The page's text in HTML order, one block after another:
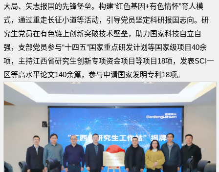
大局、矢志报国的先锋堡垒。构建“红色基因+有色情怀”育人模
式，通过重走长征小道等活动，引导党员坚定科研报国志向。研
究生党员在有色链上创新突破技术壁垒，助力国家科技自立自
强，支部党员参与“十四五”国家重点研发计划等国家级项目40余
项，主持江西省研究生创新专项资金项目等项目18项，发表SCI一
区等高水平论文140余篇，参与申请国家发明专利18项。